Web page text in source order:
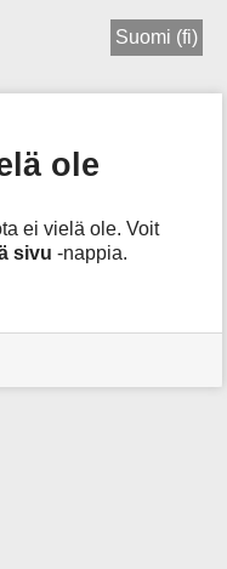
Suomi (fi)
ole
ei vielä ole. Voit
sivu -nappia.